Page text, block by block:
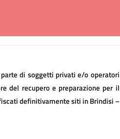
di soggetti privati e/o operatori
del recupero e preparazione per il
definitivamente siti in Brindisi –